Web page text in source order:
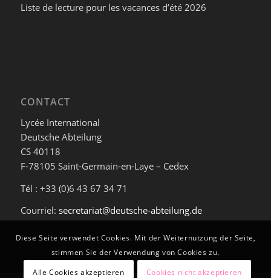
Liste de lecture pour les vacances d’été 2026
CONTACT
Lycée International
Deutsche Abteilung
CS 40118
F-78105 Saint-Germain-en-Laye – Cedex
Tél : +33 (0)6 43 67 34 71
Courriel: secretariat@deutsche-abteilung.de
Diese Seite verwendet Cookies. Mit der Weiternutzung der Seite,
stimmen Sie der Verwendung von Cookies zu.
Alle Cookies akzeptieren
Cookies nicht akzeptieren